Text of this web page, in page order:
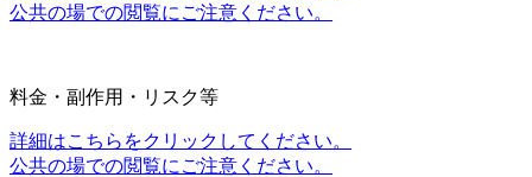
公共の場での閲覧にご注意ください。
料金・副作用・リスク等
詳細はこちらをクリックしてください。
公共の場での閲覧にご注意ください。